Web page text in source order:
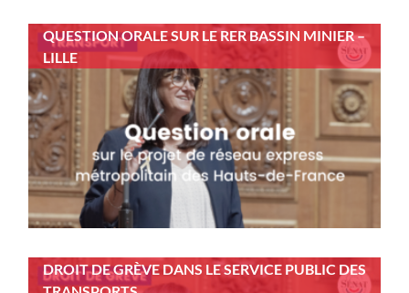
QUESTION ORALE SUR LE RER BASSIN MINIER –
LILLE
DROIT DE GRÈVE DANS LE SERVICE PUBLIC DES